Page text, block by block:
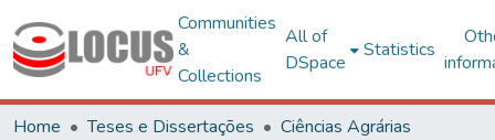
Communities
&
Collections
All of
DSpace
Statistics
Home Teses e Dissertações
Ciências Agrárias